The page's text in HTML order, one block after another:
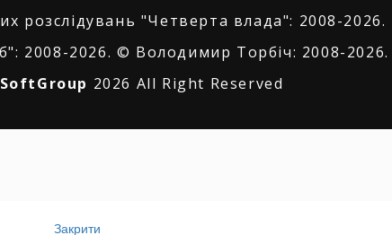
розслідувань "Четверта влада": 2008-2026.
2008-2026. © Володимир Торбіч: 2008-2026.
SoftGroup 2026 All Right Reserved
Закрити